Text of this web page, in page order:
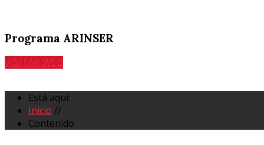
Programa ARINSER
VISITAR WEB
Está aquí:
Inicio //
Contenido